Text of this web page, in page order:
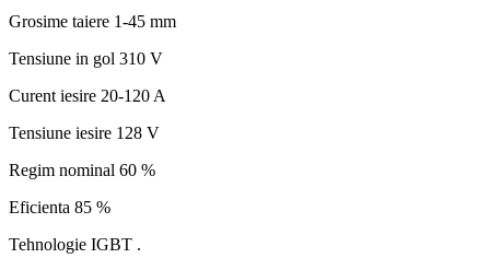
Grosime taiere 1-45 mm
Tensiune in gol 310 V
Curent iesire 20-120 A
Tensiune iesire 128 V
Regim nominal 60 %
Eficienta 85 %
Tehnologie IGBT .